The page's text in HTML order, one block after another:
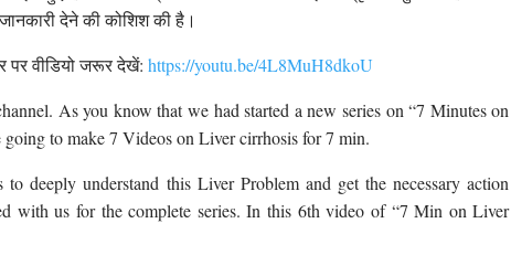
देने की कोशिश की है।
पर वीडियो जरूर देखें:https://youtu.be/4L8MuH8dkoU
As you know that we had started a new series on “7 Minutes on
to make 7 Videos on Liver cirrhosis for 7 min.
deeply understand this Liver Problem and get the necessary action
with us for the complete series. In this 6th video of “7 Min on Liver